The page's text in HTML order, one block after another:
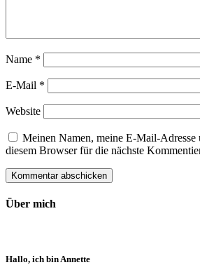
Name *
E-Mail *
Website
Meinen Namen, meine E-Mail-Adresse
diesem Browser für die nächste
Über mich
Hallo, ich bin Annette